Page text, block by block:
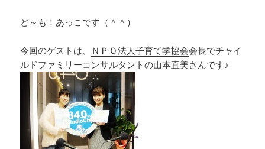
ど～も！あっこです（＾＾）
今回のゲストは、 ＮＰＯ法人子育て学協会会長でチャイ
ルドファミリーコンサルタントの山本直美さんです♪